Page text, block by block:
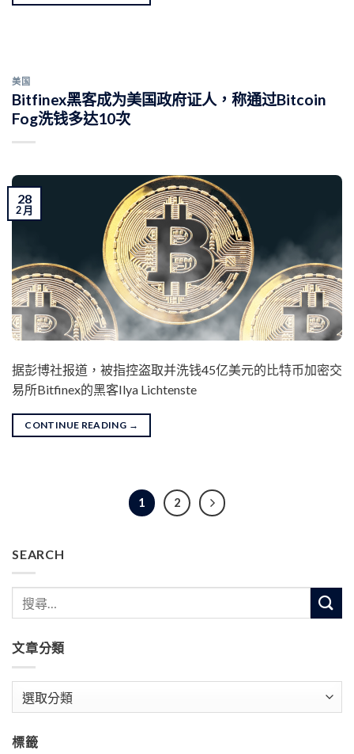
SEARCH
文章分類
類
標籤
美国
Bitfinex黑客成为美国政府证人，称通过Bitcoin
Fog洗钱多达10次
28
2 月
据彭博社报道，被指控盗取并洗钱45亿美元的比特币加密交
易所Bitfinex的黑客Ilya Lichtenste
CONTINUE READING →
1 2